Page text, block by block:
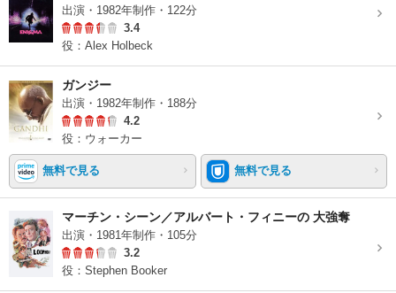
出演・1982年制作・122分
3.4
役：Alex Holbeck
ガンジー
出演・1982年制作・188分
4.2
役：ウォーカー
無料で見る 無料で見る
マーチン・シーン／アルバート・フィニーの 大強奪
出演・1981年制作・105分
3.2
役：Stephen Booker